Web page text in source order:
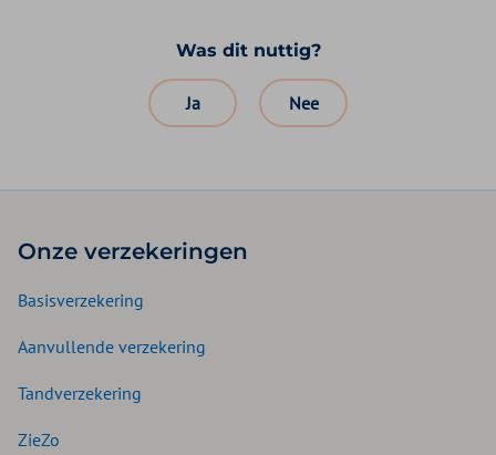
Was dit nuttig?
Ja Nee
Onze verzekeringen
Basisverzekering
Aanvullende verzekering
Tandverzekering
ZieZo